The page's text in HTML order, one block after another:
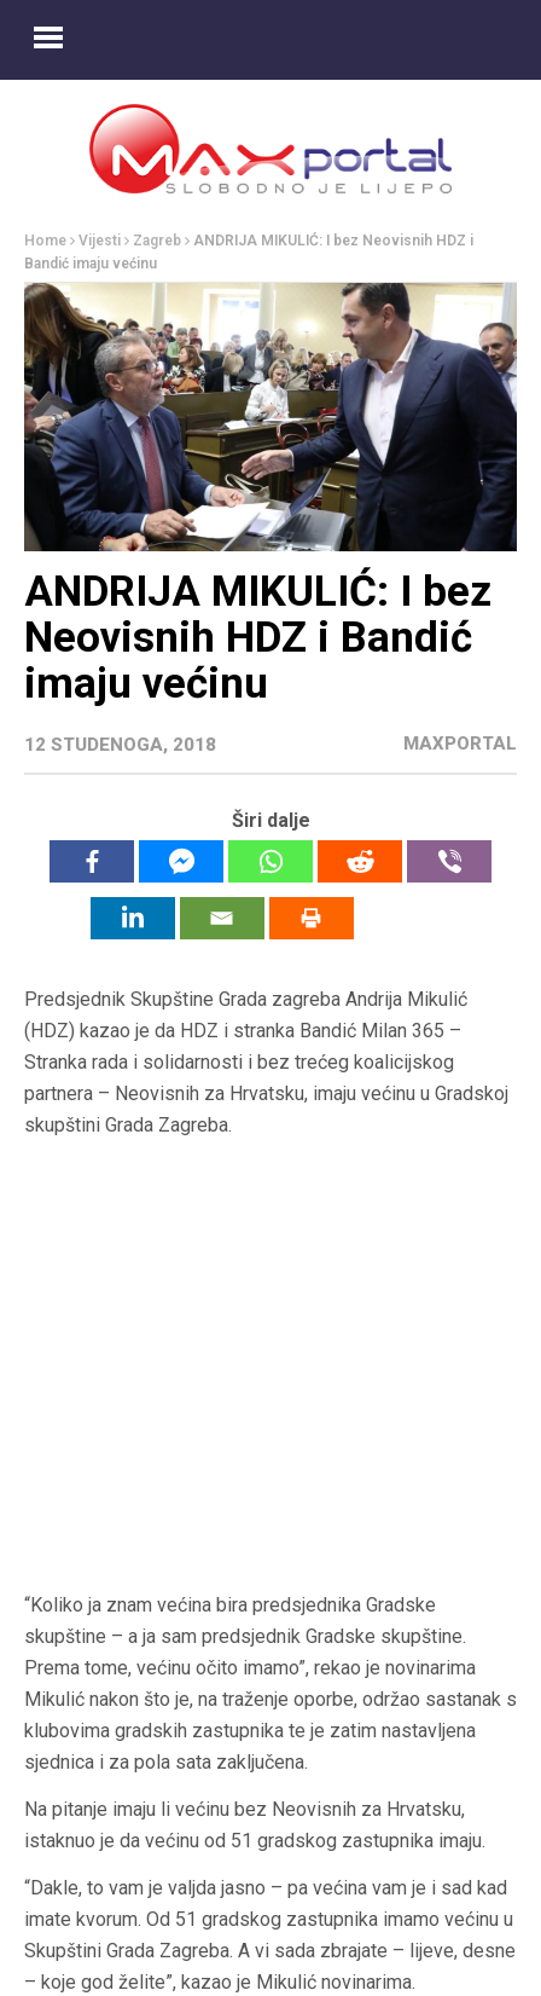
Home Vijesti Zagreb
ANDRIJA MIKULIĆ: I bez Neovisnih HDZ i
Bandić imaju većinu
ANDRIJA MIKULIĆ: I bez
Neovisnih HDZ i Bandić
imaju većinu
12 STUDENOGA, 2018 MAXPORTAL
Širi dalje
Predsjednik Skupštine Grada zagreba Andrija Mikulić
(HDZ) kazao je da HDZ i stranka Bandić Milan 365 –
Stranka rada i solidarnosti i bez trećeg koalicijskog
partnera – Neovisnih za Hrvatsku, imaju većinu u Gradskoj
skupštini Grada Zagreba.
“Koliko ja znam većina bira predsjednika Gradske
skupštine – a ja sam predsjednik Gradske skupštine.
Prema tome, većinu očito imamo”, rekao je novinarima
Mikulić nakon što je, na traženje oporbe, održao sastanak s
klubovima gradskih zastupnika te je zatim nastavljena
sjednica i za pola sata zaključena.
Na pitanje imaju li većinu bez Neovisnih za Hrvatsku,
istaknuo je da većinu od 51 gradskog zastupnika imaju.
“Dakle, to vam je valjda jasno – pa većina vam je i sad kad
imate kvorum. Od 51 gradskog zastupnika imamo većinu u
Skupštini Grada Zagreba. A vi sada zbrajate – lijeve, desne
– koje god želite”, kazao je Mikulić novinarima.